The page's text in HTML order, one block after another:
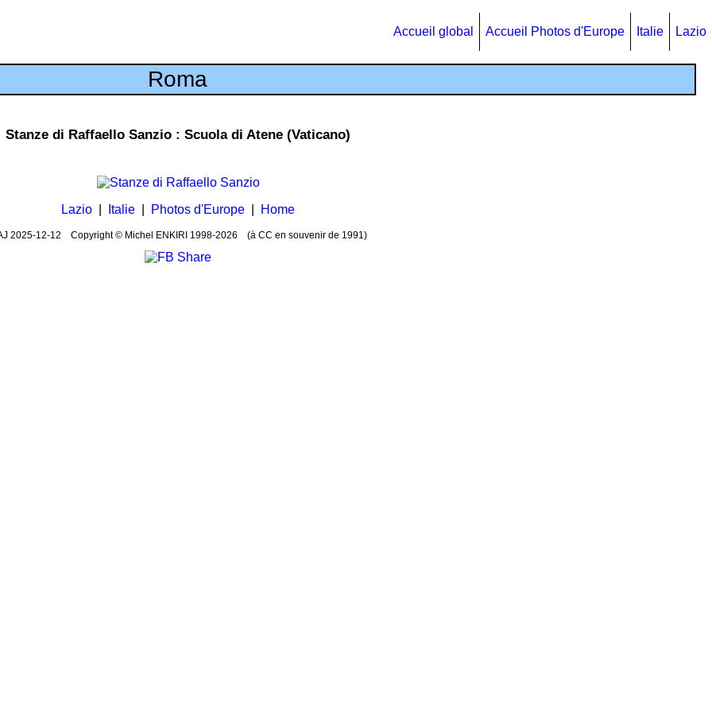
Accueil global Accueil Photos d'Europe Italie Lazio
Roma
Stanze di Raffaello Sanzio : Scuola di Atene (Vaticano)
Lazio Italie Photos d'Europe Home
2025-12-12 Copyright © Michel ENKIRI 1998-2026 (à CC en souvenir de 1991)